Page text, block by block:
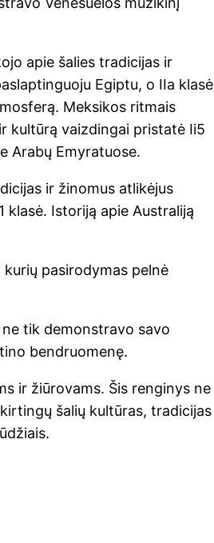
apie šalies tradicijas ir
Egiptu, o IIa klasė
Meksikos ritmais
kultūrą vaizdingai pristatė Ii5
Arabų Emyratuose.
ir žinomus atlikėjus
Istoriją apie Australiją
pasirodymas pelnė
tik demonstravo savo
bendruomenę.
ir žiūrovams. Šis renginys ne
šalių kultūras, tradicijas